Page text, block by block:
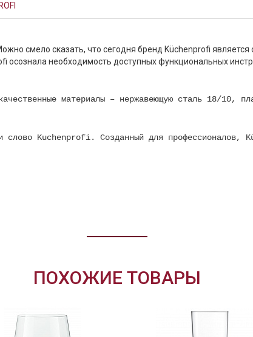
смело сказать, что сегодня бренд Küchenprofi
осознала необходимость доступных функциональных
материалы – нержавеющую сталь 18/10,
слово Kuchenprofi. Созданный для профессионалов,
ПОХОЖИЕ ТОВАРЫ